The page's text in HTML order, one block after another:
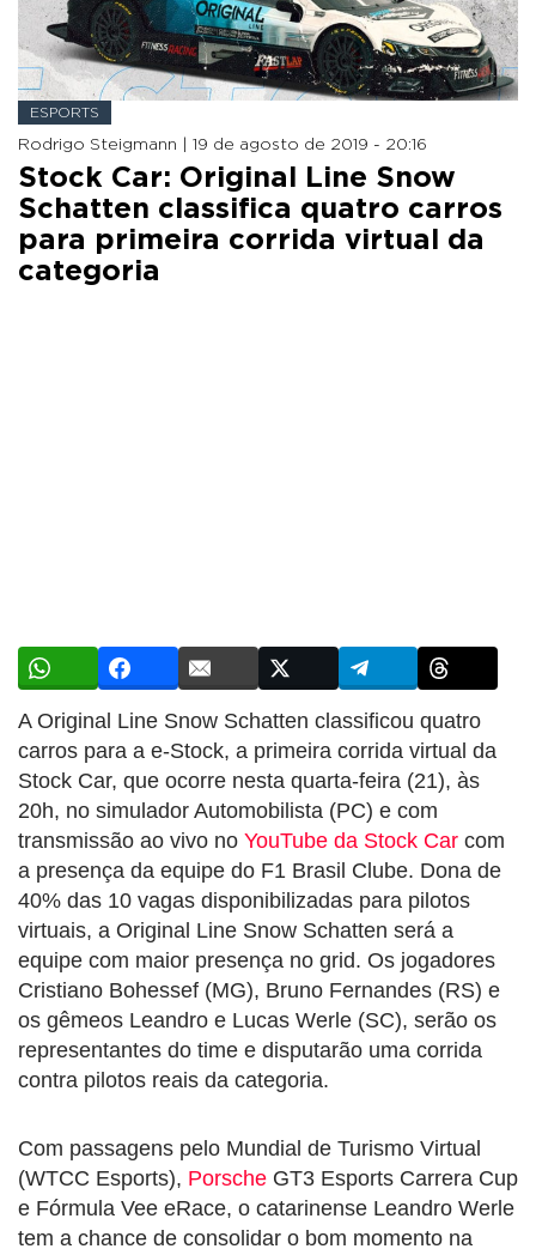
ESPORTS
Rodrigo Steigmann | 19 de agosto de 2019 - 20:16
Stock Car: Original Line Snow
Schatten classifica quatro carros
para primeira corrida virtual da
categoria
A Original Line Snow Schatten classificou quatro
carros para a e-Stock, a primeira corrida virtual da
Stock Car, que ocorre nesta quarta-feira (21), às
20h, no simulador Automobilista (PC) e com
transmissão ao vivo no YouTube da Stock Car com
a presença da equipe do F1 Brasil Clube. Dona de
40% das 10 vagas disponibilizadas para pilotos
virtuais, a Original Line Snow Schatten será a
equipe com maior presença no grid. Os jogadores
Cristiano Bohessef (MG), Bruno Fernandes (RS) e
os gêmeos Leandro e Lucas Werle (SC), serão os
representantes do time e disputarão uma corrida
contra pilotos reais da categoria.
Com passagens pelo Mundial de Turismo Virtual
(WTCC Esports), Porsche GT3 Esports Carrera Cup
e Fórmula Vee eRace, o catarinense Leandro Werle
tem a chance de consolidar o bom momento na